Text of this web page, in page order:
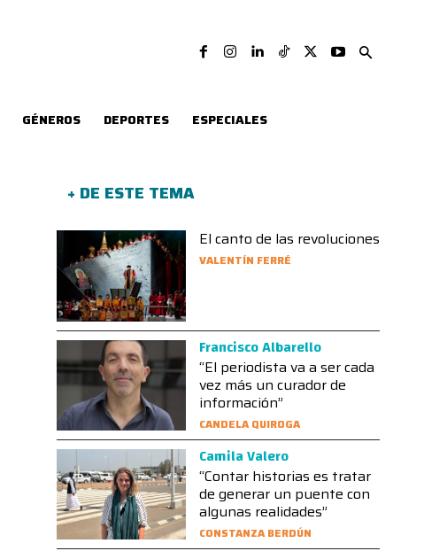
GÉNEROS DEPORTES ESPECIALES
+ DE ESTE TEMA
El canto de las revoluciones
VALENTÍN FERRÉ
Francisco Albarello
“El periodista va a ser cada
vez más un curador de
información”
CANDELA QUIROGA
Camila Valero
“Contar historias es tratar
de generar un puente con
algunas realidades”
CONSTANZA BERDÚN